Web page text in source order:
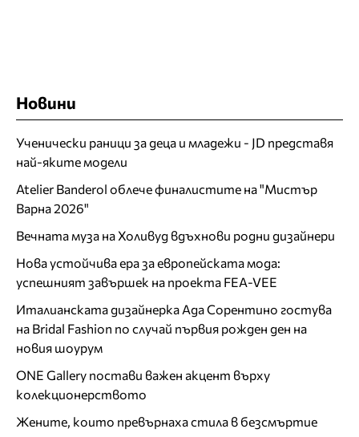
Новини
Ученически раници за деца и младежи - JD представя
най-яките модели
Atelier Banderol облече финалистите на "Мистър
Варна 2026"
Вечната муза на Холивуд вдъхнови родни дизайнери
Нова устойчива ера за европейската мода:
успешният завършек на проекта FEA-VEE
Италианската дизайнерка Ада Сорентино гостува
на Bridal Fashion по случай първия рожден ден на
новия шоурум
ONE Gallery постави важен акцент върху
колекционерството
Жените, които превърнаха стила в безсмъртие